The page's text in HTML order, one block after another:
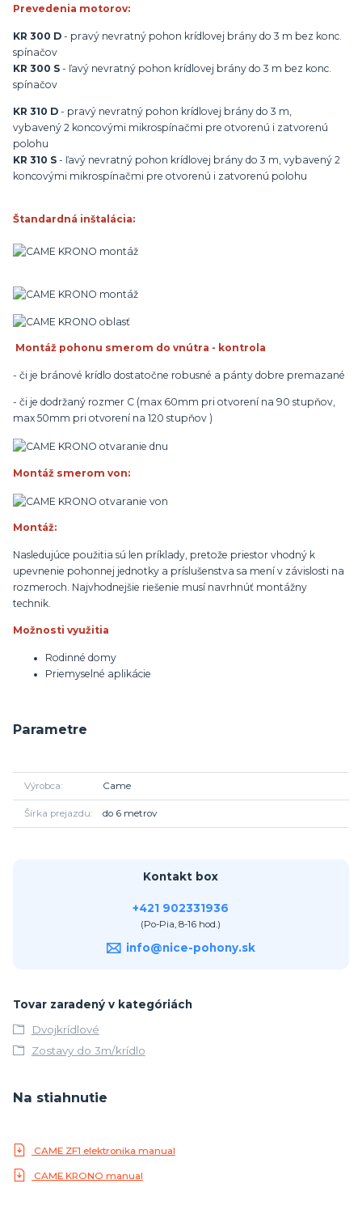
Prevedenia motorov:
KR 300 D - pravý nevratný pohon krídlovej brány do 3 m bez konc.
spínačov
KR 300 S - ľavý nevratný pohon krídlovej brány do 3 m bez konc.
spínačov
KR 310 D - pravý nevratný pohon krídlovej brány do 3 m,
vybavený 2 koncovými mikrospínačmi pre otvorenú i zatvorenú
polohu
KR 310 S - ľavý nevratný pohon krídlovej brány do 3 m, vybavený 2
koncovými mikrospínačmi pre otvorenú i zatvorenú polohu
Štandardná inštalácia:
Montáž pohonu smerom do vnútra - kontrola
- či je bránové krídlo dostatočne robusné a pánty dobre premazané
- či je dodržaný rozmer C (max 60mm pri otvorení na 90 stupňov,
max 50mm pri otvorení na 120 stupňov )
Montáž smerom von:
Montáž:
Nasledujúce použitia sú len príklady, pretože priestor vhodný k
upevnenie pohonnej jednotky a príslušenstva sa mení v závislosti na
rozmeroch. Najvhodnejšie riešenie musí navrhnúť montážny
technik.
Možnosti využitia
Rodinné domy
Priemyselné aplikácie
Parametre
Výrobca Came
Šírka prejazdu do 6 metrov
Kontakt box
+421 902331936
(Po-Pia, 8-16 hod.)
info@nice-pohony.sk
Tovar zaradený v kategóriách
Dvojkrídlové
Zostavy do 3m/krídlo
Na stiahnutie
CAME ZF1 elektronika manual
CAME KRONO manual